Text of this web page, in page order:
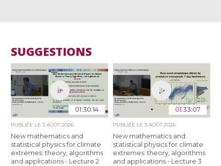
SUGGESTIONS
01:30:14
PUBLIÉE LE3 AOÛT 2026
New mathematics and
statistical physics for climate
extremes: theory, algorithms
and applications - Lecture 2
01:33:07
PUBLIÉE LE 3 AOÛT 2026
New mathematics and
statistical physics for climate
extremes: theory, algorithms
and applications - Lecture 3